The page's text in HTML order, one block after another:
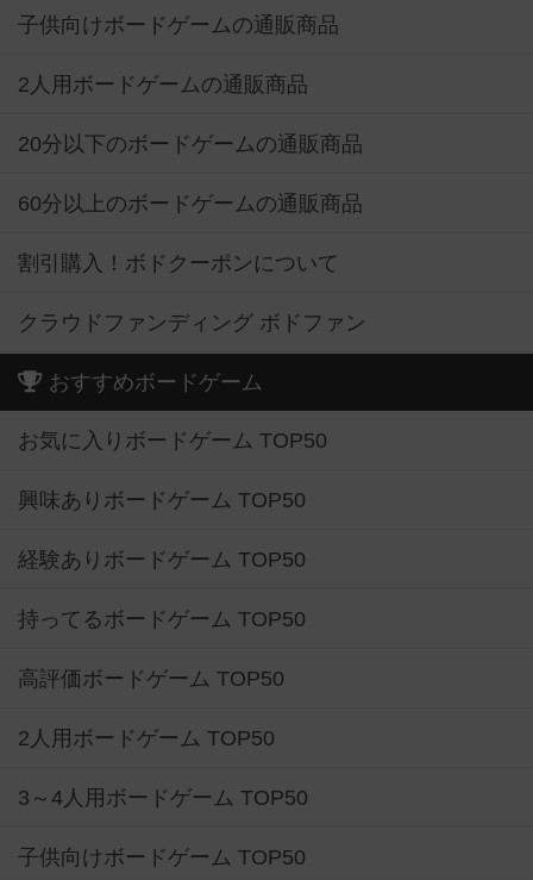
子供向けボードゲームの通販商品
2人用ボードゲームの通販商品
20分以下のボードゲームの通販商品
60分以上のボードゲームの通販商品
割引購入！ボドクーポンについて
クラウドファンディング ボドファン
おすすめボードゲーム
お気に入りボードゲーム TOP50
興味ありボードゲーム TOP50
経験ありボードゲーム TOP50
持ってるボードゲーム TOP50
高評価ボードゲーム TOP50
2人用ボードゲーム TOP50
3～4人用ボードゲーム TOP50
子供向けボードゲーム TOP50